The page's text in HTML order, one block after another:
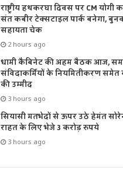
राष्ट्रीय हथकरघा दिवस पर CM योगी
संत कबीर टेक्सटाइल पार्क बनेगा,
सहायता चेक
2 hours ago
धामी कैबिनेट की अहम बैठक आज,
संविदाकर्मियों के नियमितीकरण
की उम्मीद
3 hours ago
सियासी मतभेदों से ऊपर उठे हेमंत
राहत के लिए भेजे 3 करोड़ रुपये
3 hours ago